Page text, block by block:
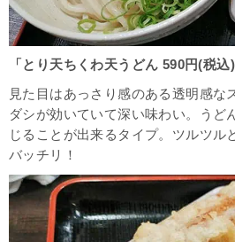
「とり天ちくわ天うどん 590円(税込)
見た目はあっさり感のある透明感な
ダシが効いていて深い味わい。うど
じることが出来るタイプ。ツルツル
バッチリ！